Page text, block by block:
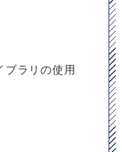
ブラリの使用